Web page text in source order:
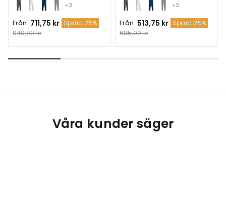
+3
Från 711,75 kr Spara 25%
949,00 kr
+3
Från 513,75 kr Spara 25%
685,00 kr
Våra kunder säger